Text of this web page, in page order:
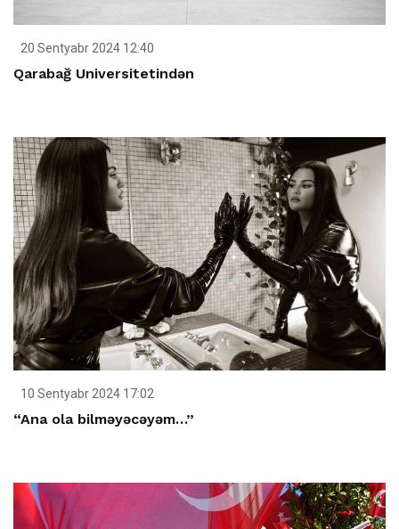
20 Sentyabr 2024 12:40
Qarabağ Universitetindən
10 Sentyabr 2024 17:02
“Ana ola bilməyəcəyəm…”